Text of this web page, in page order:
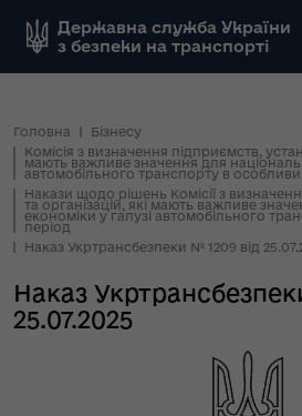
Державна служба України
з безпеки на транспорті
Головна
Бізнесу
Комісія з визначення підприємств,
мають важливе значення для
автомобільного транспорту в
Накази щодо рішень Комісії з
та організацій, які мають важливе
економіки у галузі автомобільного
період
Наказ Укртрансбезпеки № 1209 від
Наказ
25.07.2025